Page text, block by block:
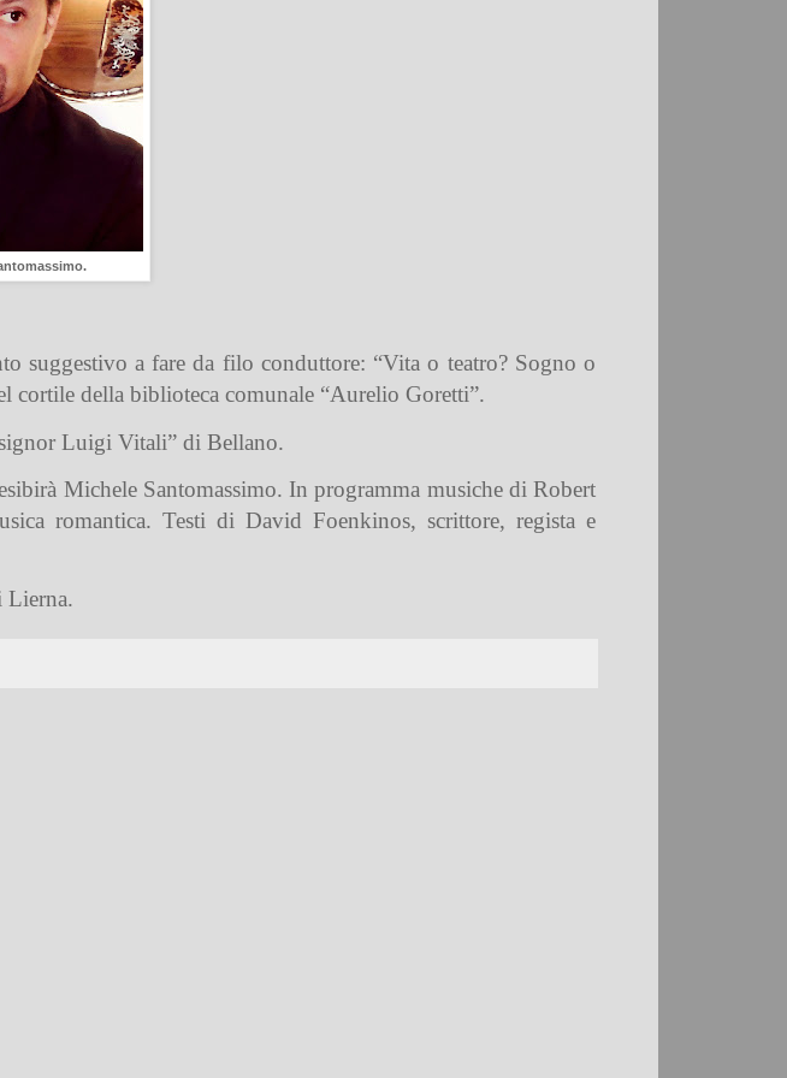
suggestivo a fare da filo conduttore: “Vita o teatro? Sogno o
cortile della biblioteca comunale “Aurelio Goretti”.
Luigi Vitali” di Bellano.
Michele Santomassimo. In programma musiche di Robert
romantica. Testi di David Foenkinos, scrittore, regista e
Lierna.